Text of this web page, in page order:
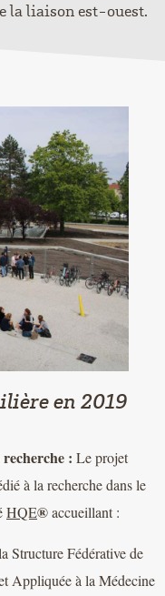
la liaison est-ouest.
en 2019
: Le projet
à la recherche dans le
HQE®accueillant :
Structure Fédérative de
Appliquée à la Médecine